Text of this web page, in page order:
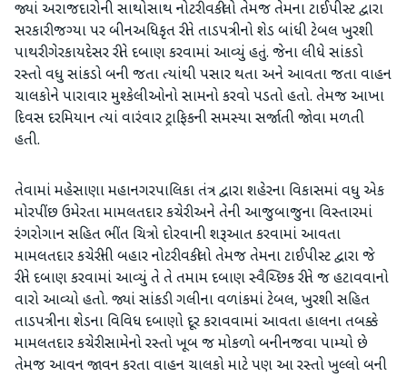
જ્યાં અરાજદારોની સાથોસાથ નોટરી વકીલો તેમજ તેમના ટાઈપીસ્ટ દ્વારા
સરકારી જગ્યા પર બીનઅધિકૃત રીતે તાડપત્રીનો શેડ બાંધી ટેબલ ખુરશી
પાથરી ગેરકાયદેસર રીતે દબાણ કરવામાં આવ્યું હતું. જેના લીધે સાંકડો
રસ્તો વધુ સાંકડો બની જતા ત્યાંથી પસાર થતા અને આવતા જતા વાહન
ચાલકોને પારાવાર મુશ્કેલીઓનો સામનો કરવો પડતો હતો. તેમજ આખા
દિવસ દરમિયાન ત્યાં વારંવાર ટ્રાફિકની સમસ્યા સર્જાતી જોવા મળતી
હતી.
તેવામાં મહેસાણા મહાનગરપાલિકા તંત્ર દ્વારા શહેરના વિકાસમાં વધુ એક
મોરપીંછ ઉમેરતા મામલતદાર કચેરી અને તેની આજુબાજુના વિસ્તારમાં
રંગરોગાન સહિત ભીંત ચિત્રો દોરવાની શરૂઆત કરવામાં આવતા
મામલતદાર કચેરીની બહાર નોટરી વકીલો તેમજ તેમના ટાઈપીસ્ટ દ્વારા જે
રીતે દબાણ કરવામાં આવ્યું તે તે તમામ દબાણ સ્વૈચ્છિક રીતે જ હટાવવાનો
વારો આવ્યો હતો. જ્યાં સાંકડી ગલીના વળાંકમાં ટેબલ, ખુરશી સહિત
તાડપત્રીના શેડના વિવિધ દબાણો દૂર કરાવવામાં આવતા હાલના તબક્કે
મામલતદાર કચેરી સામેનો રસ્તો ખૂબ જ મોકળો બનીનજવા પામ્યો છે
તેમજ આવન જાવન કરતા વાહન ચાલકો માટે પણ આ રસ્તો ખુલ્લો બની